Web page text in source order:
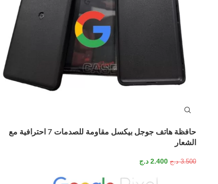
حافظة هاتف جوجل بيكسل مقاومة للصدمات 7 احترافية مع
الشعار
3.500 د.ج 2.400 د.ج